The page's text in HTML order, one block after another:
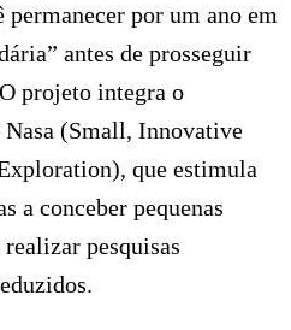
por um ano em
antes de prosseguir
projeto integra o
Nasa (Small, Innovative
que estimula
a conceber pequenas
realizar pesquisas